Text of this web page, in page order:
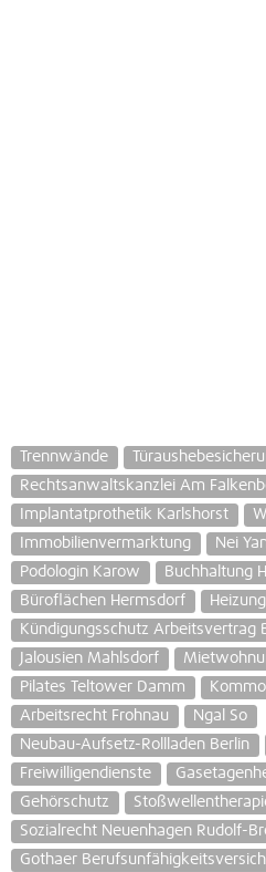
Trennwände
Rechtsanwaltskanzlei Am
Implantatprothetik Karlshorst
Immobilienvermarktung
Nei
Podologin Karow
Buchhaltung
Büroflächen Hermsdorf
Kündigungsschutz Arbeitsvertrag
Jalousien Mahlsdorf
Pilates Teltower Damm
Arbeitsrecht Frohnau
Ngal So
Neubau-Aufsetz-Rollladen Berlin
Freiwilligendienste
Gehörschutz
Sozialrecht Neuenhagen Rudolf-
Gothaer